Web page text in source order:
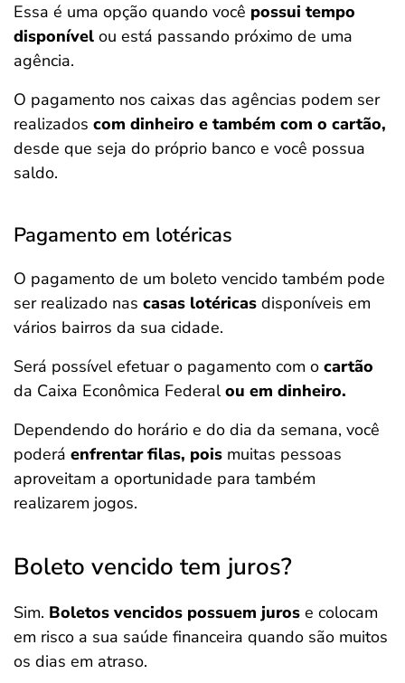
Essa é uma opção quando você possui tempo
disponível ou está passando próximo de uma
agência.
O pagamento nos caixas das agências podem ser
realizados com dinheiro e também com o cartão,
desde que seja do próprio banco e você possua
saldo.
Pagamento em lotéricas
O pagamento de um boleto vencido também pode
ser realizado nas casas lotéricas disponíveis em
vários bairros da sua cidade.
Será possível efetuar o pagamento com o cartão
da Caixa Econômica Federalou em dinheiro.
Dependendo do horário e do dia da semana, você
poderá enfrentar filas, pois muitas pessoas
aproveitam a oportunidade para também
realizarem jogos.
Boleto vencido tem juros?
Sim. Boletos vencidos possuem juros e colocam
em risco a sua saúde financeira quando são muitos
os dias em atraso.